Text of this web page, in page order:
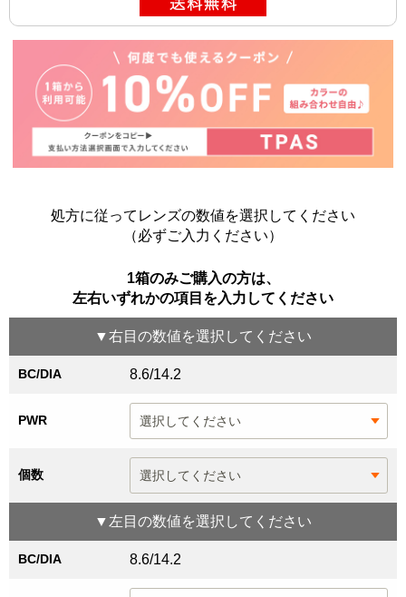
処方に従ってレンズの数値を選択してください
（必ずご入力ください）
1箱のみご購入の方は、
左右いずれかの項目を入力してください
▼右目 の数値を選択してください
BC/DIA 8.6/14.2
PWR
個数
▼左目 の数値を選択してください
BC/DIA 8.6/14.2